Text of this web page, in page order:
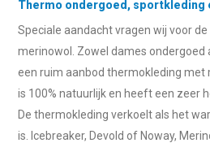
Thermo ondergoed, sportkleding
Speciale aandacht vragen wij voor
merinowol. Zowel dames
een ruim aanbod thermokleding met
is 100% natuurlijk en heeft een zeer
De thermokleding verkoelt als het
is. Icebreaker, Devold of Noway,